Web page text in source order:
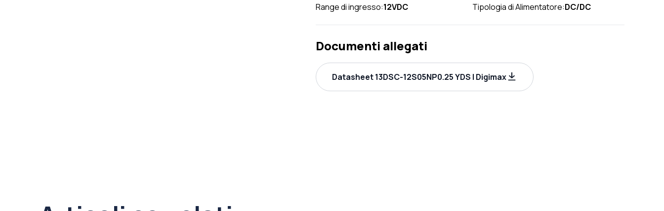
Range di ingresso:12VDC Tipologia di Alimentatore:DC/DC
Documenti allegati
Datasheet 13DSC-12S05NP0.25 YDS | Digimax